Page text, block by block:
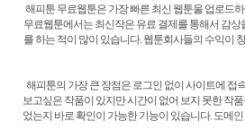
해피툰 무료웹툰은 가장 빠른 최신 웹툰울 업로드
무료웹툰에서는 최신작은 유료 결제를 통해서 감
를 하는 적이 많이 있습니다. 웹툰회사들의 수익이
해피툰의 가장 큰 장점은 로그인 없이 사이트에 접
보고싶은 작품이 있지만 시간이 없어 보지 못한 작
었는지 바로 확인이 가능한 기능이 있습니다. 도메